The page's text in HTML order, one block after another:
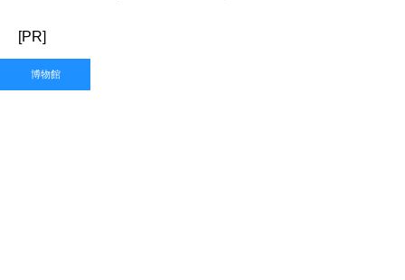
[PR]
博物館